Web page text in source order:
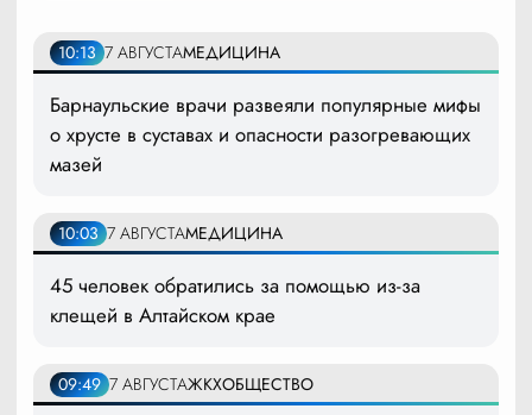
10:13 7 АВГУСТАМЕДИЦИНА
Барнаульские врачи развеяли популярные мифы
о хрусте в суставах и опасности разогревающих
мазей
10:03 7 АВГУСТАМЕДИЦИНА
45 человек обратились за помощью из-за
клещей в Алтайском крае
09:49 7 АВГУСТАЖКХОБЩЕСТВО